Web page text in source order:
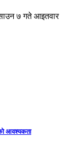
७ गते आइतवार
आवश्यकता